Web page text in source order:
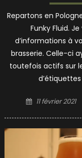
Repartons en
Funky Fluid.
d’informations à
brasserie. Celle-ci
toutefois actifs sur
Posted
11 février 2021